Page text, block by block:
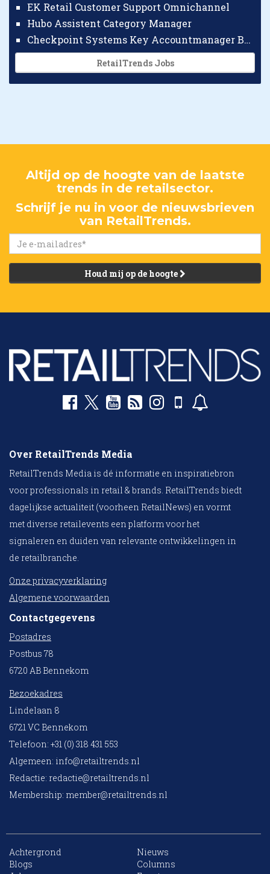
EK Retail Customer Support Omnichannel
Hubo Assistent Category Manager
Checkpoint Systems Key Accountmanager Benelux
RetailTrends Jobs
Altijd op de hoogte van de laatste
trends in de retailsector.
Schrijf je nu in voor de nieuwsbrieven
van RetailTrends.
Houd mij op de hoogte
Over RetailTrends Media
RetailTrends Media is dé informatie en inspiratiebron
voor professionals in retail & brands. RetailTrends biedt
dagelijkse actualiteit (voorheen RetailNews) en vormt
met diverse retailevents een platform voor het
signaleren en duiden van relevante ontwikkelingen in
de retailbranche.
Onze privacyverklaring
Algemene voorwaarden
Contactgegevens
Postadres
Postbus 78
6720 AB Bennekom
Bezoekadres
Lindelaan 8
6721 VC Bennekom
Telefoon: +31 (0) 318 431 553
Algemeen: info@retailtrends.nl
Redactie: redactie@retailtrends.nl
Membership: member@retailtrends.nl
Achtergrond
Nieuws
Blogs
Columns
10 collega’s